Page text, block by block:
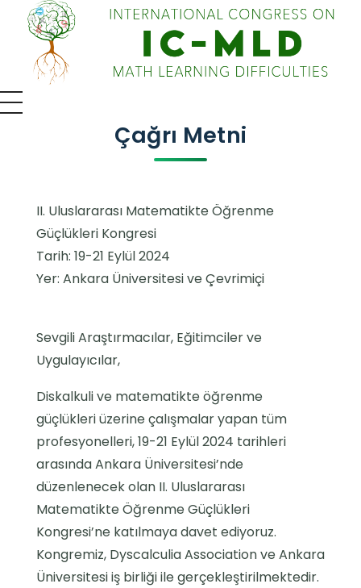
IC-MLD 2026 - 4th International Congress on Math Learning Difficulties
Uluslararası Kongre
Çağrı Metni
II. Uluslararası Matematikte Öğrenme
Güçlükleri Kongresi
Tarih: 19-21 Eylül 2024
Yer: Ankara Üniversitesi ve Çevrimiçi
Sevgili Araştırmacılar, Eğitimciler ve
Uygulayıcılar,
Diskalkuli ve matematikte öğrenme
güçlükleri üzerine çalışmalar yapan tüm
profesyonelleri, 19-21 Eylül 2024 tarihleri
arasında Ankara Üniversitesi’nde
düzenlenecek olan II. Uluslararası
Matematikte Öğrenme Güçlükleri
Kongresi’ne katılmaya davet ediyoruz.
Kongremiz, Dyscalculia Association ve Ankara
Üniversitesi iş birliği ile gerçekleştirilmektedir.